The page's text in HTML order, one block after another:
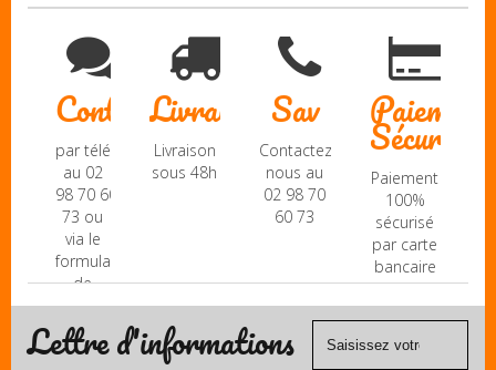
Contact
par téléphone
au 02
98 70 60
73 ou
via le
formulaire
de
contact
Livraison
Livraison
sous 48h
Sav
Contactez-
nous au
02 98 70
60 73
Paiement
Sécurisé
Paiement
100%
sécurisé
par carte
bancaire
(Mastercard,
Visa, ...) et
Lettre d'informations